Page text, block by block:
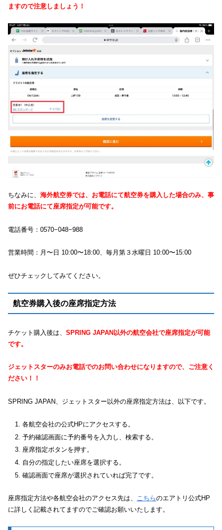
ますので注意しましょう！
ちなみに、 海外航空券では、お電話にて航空券を購入した場合のみ、事
前にお電話にて座席指定が可能です。
電話番号：0570−048−988
営業時間：月〜日 10:00〜18:00、毎月第３水曜日 10:00〜15:00
ぜひチェックしてみてください。
航空券購入後の座席指定方法
チケット購入後は、 SPRING JAPAN以外の航空会社で座席指定が可能
です。
ジェットスターのみお電話でのお問い合わせになりますので、ご注意く
ださい！！
SPRING JAPAN、ジェットスター以外の座席指定方法は、以下です。
各航空会社の公式HPにアクセスする。
予約確認画面に予約番号を入力し、検索する。
座席指定ボタンを押す。
自分の指定したい座席を選択する。
確認画面で座席が選択されていれば完了です。
座席指定方法や各航空会社のアクセス先は、 こちらのエアトリ公式HP
に詳しく記載されてますのでご確認お願いいたします。